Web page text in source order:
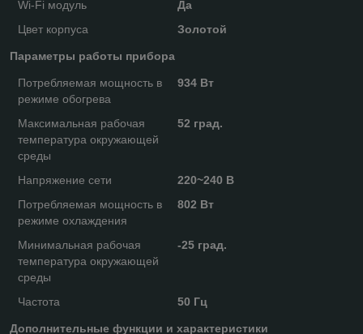
Wi-Fi модуль
Да
Цвет корпуса
Золотой
Параметры работы прибора
Потребляемая мощность в
режиме обогрева
934 Вт
Максимальная рабочая
температура окружающей
среды
52 град.
Напряжение сети
220~240 В
Потребляемая мощность в
режиме охлаждения
802 Вт
Минимальная рабочая
температура окружающей
среды
-25 град.
Частота 50 Гц
Дополнительные функции и характеристики